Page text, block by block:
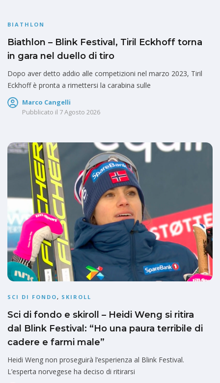
BIATHLON
Biathlon – Blink Festival, Tiril Eckhoff torna
in gara nel duello di tiro
Dopo aver detto addio alle competizioni nel marzo 2023, Tiril
Eckhoff è pronta a rimettersi la carabina sulle
Marco Cangelli
Pubblicato il 7 Agosto 2026
SCI DI FONDO, SKIROLL
Sci di fondo e skiroll – Heidi Weng si ritira
dal Blink Festival: “Ho una paura terribile di
cadere e farmi male”
Heidi Weng non proseguirà l’esperienza al Blink Festival.
L’esperta norvegese ha deciso di ritirarsi